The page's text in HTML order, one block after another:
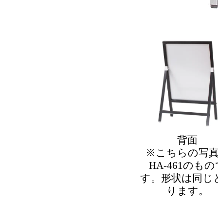
背面
※こちらの写
HA-461のもの
す。形状は同じ
ります。